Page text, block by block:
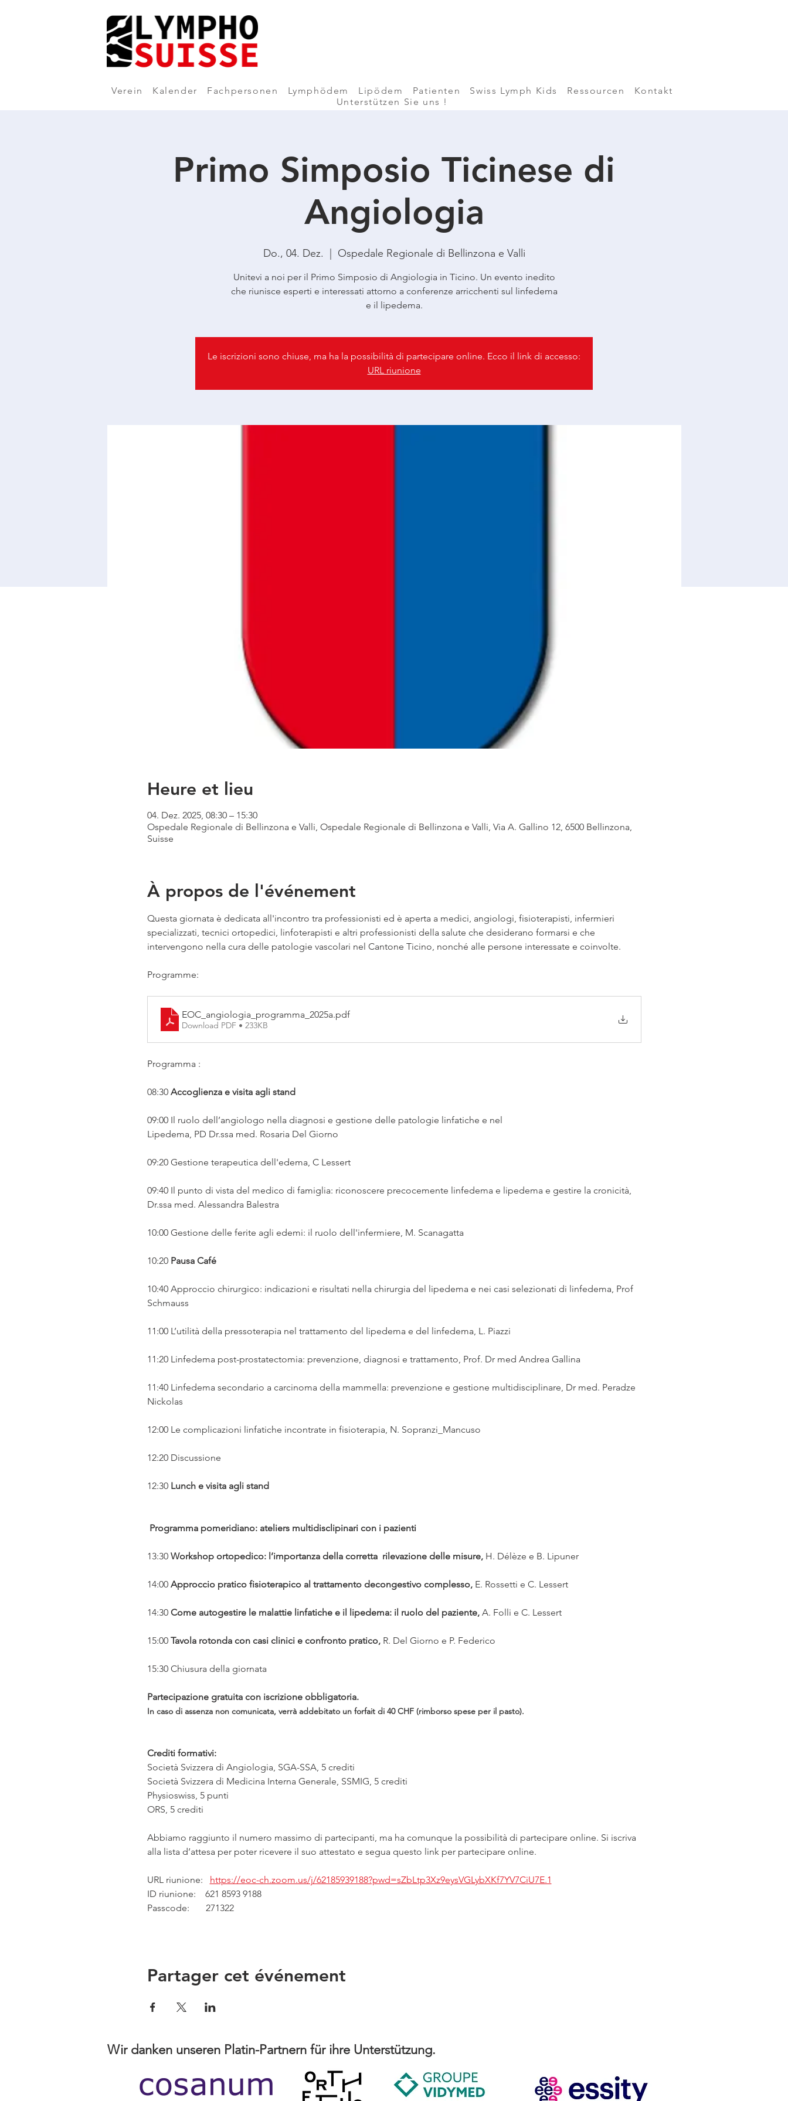
Verein Kalender Fachpersonen Lymphödem Lipödem Patienten Swiss Lymph Kids Ressourcen
Kontakt
Unterstützen Sie uns !
Primo Simposio Ticinese di
Angiologia
Do., 04. Dez. Ospedale Regionale di Bellinzona e Valli
Unitevi a noi per il Primo Simposio di Angiologia in Ticino. Un evento inedito
che riunisce esperti e interessati attorno a conferenze arricchenti sul linfedema
e il lipedema.
Le iscrizioni sono chiuse, ma ha la possibilità di partecipare online. Ecco il link di accesso:
URL riunione
Heure et lieu
04. Dez. 2025, 08:30 – 15:30
Ospedale Regionale di Bellinzona e Valli, Ospedale Regionale di Bellinzona e Valli, Via A. Gallino 12, 6500 Bellinzona,
Suisse
À propos de l'événement
Questa giornata è dedicata all'incontro tra professionisti ed è aperta a medici, angiologi, fisioterapisti, infermieri
specializzati, tecnici ortopedici, linfoterapisti e altri professionisti della salute che desiderano formarsi e che
intervengono nella cura delle patologie vascolari nel Cantone Ticino, nonché alle persone interessate e coinvolte.
Programme:
EOC_angiologia_programma_2025a.pdf
Download PDF • 233KB
Programma :
08:30 Accoglienza e visita agli stand
09:00 Il ruolo dell’angiologo nella diagnosi e gestione delle patologie linfatiche e nel
Lipedema, PD Dr.ssa med. Rosaria Del Giorno
09:20 Gestione terapeutica dell'edema, C Lessert
09:40 Il punto di vista del medico di famiglia: riconoscere precocemente linfedema e lipedema e gestire la cronicità,
Dr.ssa med. Alessandra Balestra
10:00 Gestione delle ferite agli edemi: il ruolo dell'infermiere, M. Scanagatta
10:20 Pausa Café
10:40 Approccio chirurgico: indicazioni e risultati nella chirurgia del lipedema e nei casi selezionati di linfedema, Prof
Schmauss
11:00 L’utilità della pressoterapia nel trattamento del lipedema e del linfedema, L. Piazzi
11:20 Linfedema post-prostatectomia: prevenzione, diagnosi e trattamento, Prof. Dr med Andrea Gallina
11:40 Linfedema secondario a carcinoma della mammella: prevenzione e gestione multidisciplinare, Dr med. Peradze
Nickolas
12:00 Le complicazioni linfatiche incontrate in fisioterapia, N. Sopranzi_Mancuso
12:20 Discussione
12:30 Lunch e visita agli stand
Programma pomeridiano: ateliers multidisclipinari con i pazienti
13:30 Workshop ortopedico: l’importanza della corretta  rilevazione delle misure, H. Délèze e B. Lipuner
14:00 Approccio pratico fisioterapico al trattamento decongestivo complesso, E. Rossetti e C. Lessert
14:30 Come autogestire le malattie linfatiche e il lipedema: il ruolo del paziente, A. Folli e C. Lessert
15:00 Tavola rotonda con casi clinici e confronto pratico, R. Del Giorno e P. Federico
15:30 Chiusura della giornata
Partecipazione gratuita con iscrizione obbligatoria.
In caso di assenza non comunicata, verrà addebitato un forfait di 40 CHF (rimborso spese per il pasto).
Crediti formativi:
Società Svizzera di Angiologia, SGA-SSA, 5 crediti
Società Svizzera di Medicina Interna Generale, SSMIG, 5 crediti
Physioswiss, 5 punti
ORS, 5 crediti
Abbiamo raggiunto il numero massimo di partecipanti, ma ha comunque la possibilità di partecipare online. Si iscriva
alla lista d’attesa per poter ricevere il suo attestato e segua questo link per partecipare online.
URL riunione: https://eoc-ch.zoom.us/j/62185939188?pwd=sZbLtp3Xz9eysVGLybXKf7YV7CiU7E.1
ID riunione:    621 8593 9188
Passcode:       271322
Partager cet événement
Wir danken unseren Platin-Partnern für ihre Unterstützung.